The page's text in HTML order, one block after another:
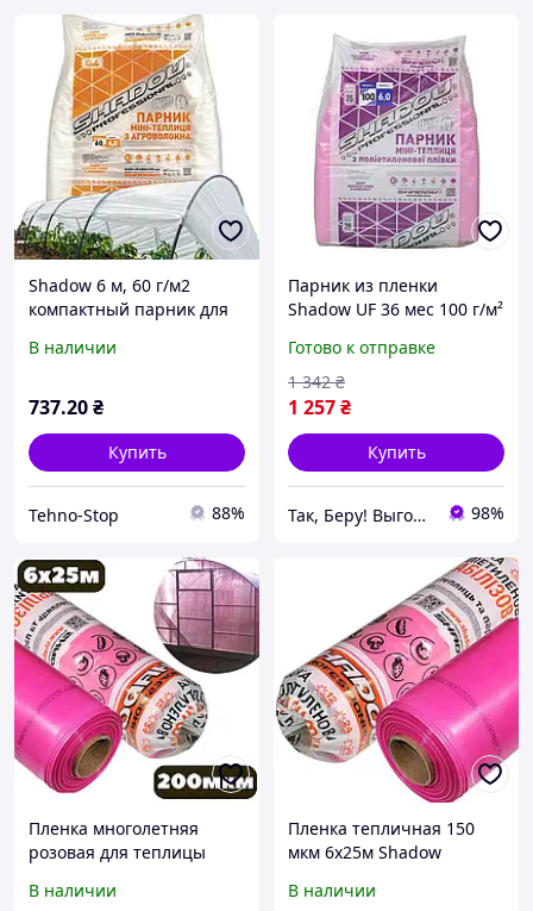
Shadow 6 м, 60 г/м2
компактный парник для
В наличии
737.20₴
Купить
Tehno-Stop 88%
Парник из пленки
Shadow UF 36 мес 100 г/м²
Готово к отправке
1 257₴
1 342 ₴
Купить
Так, Беру! Выгодные онлайн-покупки 98%
Пленка многолетняя
розовая для теплицы
стабилизированная
В наличии
Пленка тепличная 150
мкм 6х25м Shadow
парников Пленка
В наличии